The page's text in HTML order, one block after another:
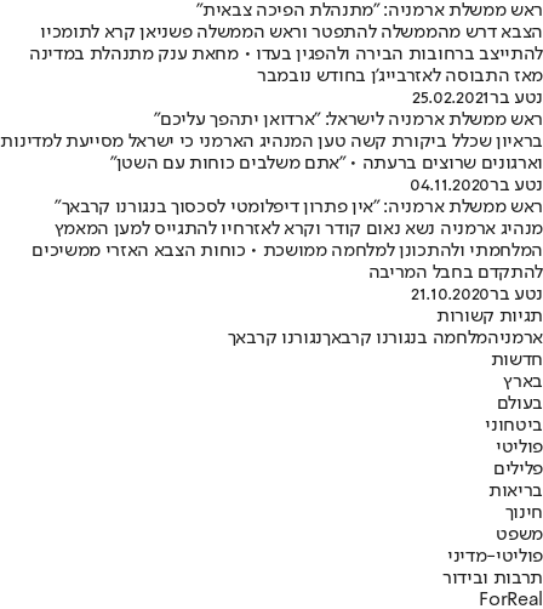
ראש ממשלת ארמניה: "מתנהלת הפיכה צבאית"
הצבא דרש מהממשלה להתפטר וראש הממשלה פשניאן קרא לתומכיו
להתייצב ברחובות הבירה ולהפגין בעדו • מחאת ענק מתנהלת במדינה
מאז התבוסה לאזרבייג'ן בחודש נובמבר
נטע בר25.02.2021
ראש ממשלת ארמניה לישראל: "ארדואן יתהפך עליכם"
בראיון שכלל ביקורת קשה טען המנהיג הארמני כי ישראל מסייעת למדינות
וארגונים שרוצים ברעתה • "אתם משלבים כוחות עם השטן"
נטע בר04.11.2020
ראש ממשלת ארמניה: "אין פתרון דיפלומטי לסכסוך בנגורנו קרבאך"
מנהיג ארמניה נשא נאום קודר וקרא לאזרחיו להתגייס למען המאמץ
המלחמתי ולהתכונן למלחמה ממושכת • כוחות הצבא האזרי ממשיכים
להתקדם בחבל המריבה
נטע בר21.10.2020
תגיות קשורות
ארמניהמלחמה בנגורנו קרבאךנגורנו קרבאך
חדשות
בארץ
בעולם
ביטחוני
פוליטי
פלילים
בריאות
חינוך
משפט
פוליטי-מדיני
תרבות ובידור
ForReal